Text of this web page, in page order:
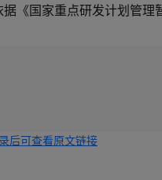
《国家重点研发计划管
后可查看原文链接